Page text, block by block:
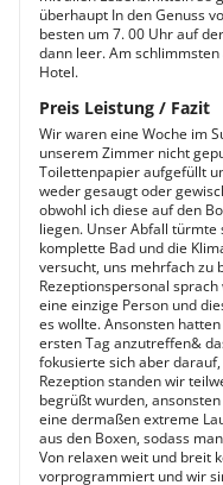
überhaupt In den Genuss
besten um 7. 00 Uhr auf
dann leer. Am
Hotel.
Preis Leistung / Fazit
Wir waren eine Woche im
unserem Zimmer nicht
Toilettenpapier aufgefüllt
weder gesaugt oder
obwohl ich diese auf den
liegen. Unser Abfall
komplette Bad und die
versucht, uns mehrfach zu
Rezeptionspersonal
eine einzige Person und
es wollte. Ansonsten
ersten Tag anzutreffen&
fokusierte sich aber
Rezeption standen wir
begrüßt wurden,
eine dermaßen extreme
aus den Boxen, sodass
Von relaxen weit und breit
vorprogrammiert und wir